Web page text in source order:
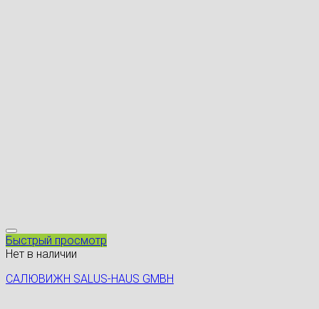
Быстрый просмотр
Нет в наличии
САЛЮВИЖН SALUS-HAUS GMBH